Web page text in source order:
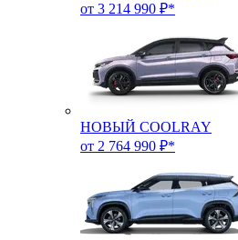
от 3 214 990 ₽*
НОВЫЙ COOLRAY
от 2 764 990 ₽*